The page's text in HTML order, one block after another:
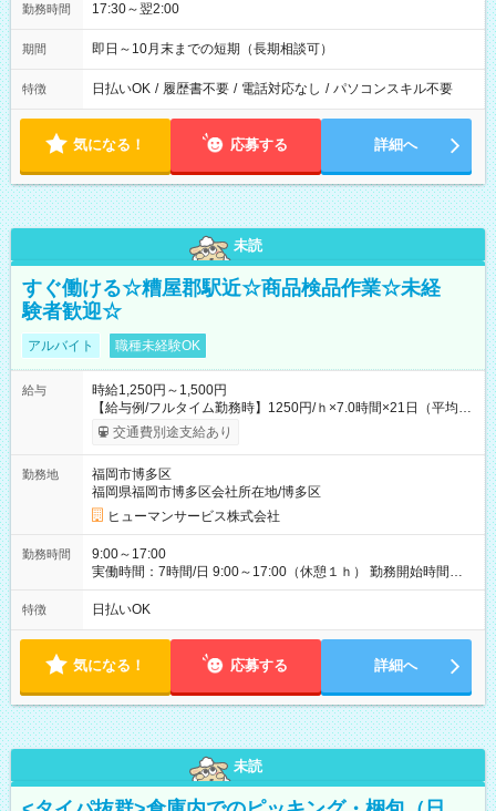
勤務時間 17:30～翌2:00
期間 即日～10月末までの短期（長期相談可）
特徴 日払いOK / 履歴書不要 / 電話対応なし / パソコンスキル不要
気になる！ 応募する 詳細へ
未読
すぐ働ける☆糟屋郡駅近☆商品検品作業☆未経
験者歓迎☆
アルバイト 職種未経験OK
給与
時給1,250円～1,500円
【給与例/フルタイム勤務時】1250円/ｈ×7.0時間×21日（平均
値）=183,750円 別途交通費支給（会社規定有）、残業/休日手当
支給、 フルタイムの募集になりますが、働く日数や時間につい
ど）は、ご希望状況をヒヤリングして調整できることがありま
す。応募時に、ご相談頂きます様お願いします。 ※公共交通機
関、駐車場あり。（粕屋郡） 【試用期間】試用期間なし
交通費別途支給あり
勤務地
福岡市博多区
福岡県福岡市博多区会社所在地/博多区
ヒューマンサービス株式会社
勤務時間
9:00～17:00
実働時間：7時間/日 9:00～17:00（休憩１ｈ） 勤務開始時間等
の調整も受けたまります。 （例：10時から17時 など） お気軽
にご相談・お問い合わせをメールで返信してください。
特徴 日払いOK
気になる！ 応募する 詳細へ
未読